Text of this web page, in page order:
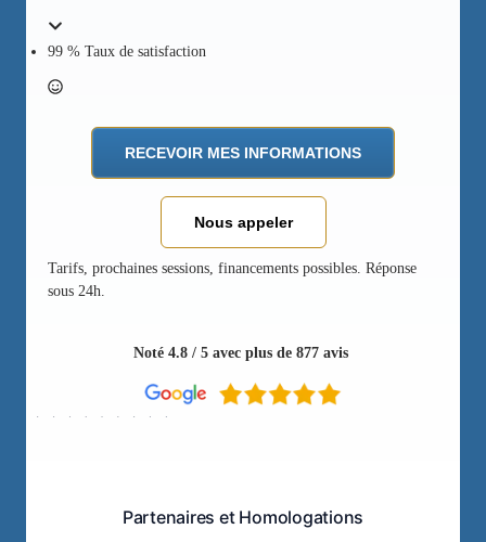
99 % Taux de satisfaction
RECEVOIR MES INFORMATIONS
Nous appeler
Tarifs, prochaines sessions, financements possibles. Réponse
sous 24h.
Noté 4.8 / 5 avec plus de 877 avis
Partenaires et Homologations